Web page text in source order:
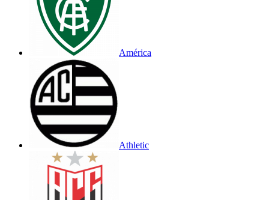
América
Athletic